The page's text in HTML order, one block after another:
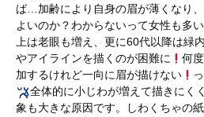
ば…加齢により自身の眉が薄くなり
よいのか？わからないって女性も多
上は老眼も増え、更に60代以降は緑
やアイラインを描くのが困難に
何
加するけれど一向に眉が描けない
全体的に小じわが増えて描きにく
象も大きな原因です。しわくちゃの